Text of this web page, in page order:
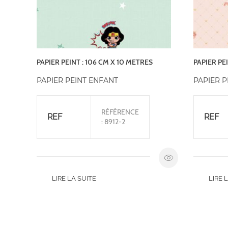
PAPIER PEINT : 106 CM X 10 METRES
PAPIER PEINT ENFANT
REF
RÉFÉRENCE
: 8912-2
LIRE LA SUITE
PAPIER
PAPIER
REF
LIRE